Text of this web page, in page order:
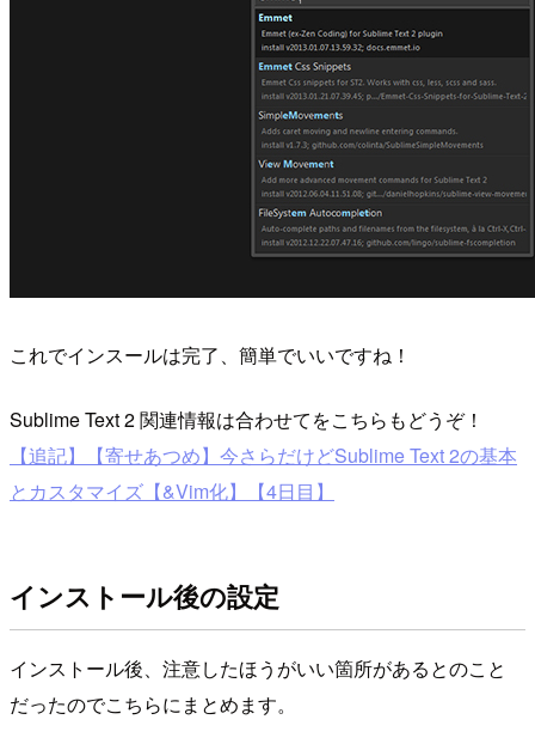
これでインスールは完了、簡単でいいですね！
Sublime Text 2 関連情報は合わせてをこちらもどうぞ！
【追記】【寄せあつめ】今さらだけどSublime Text 2の基本
とカスタマイズ【&Vim化】【4日目】
インストール後の設定
インストール後、注意したほうがいい箇所があるとのこと
だったのでこちらにまとめます。